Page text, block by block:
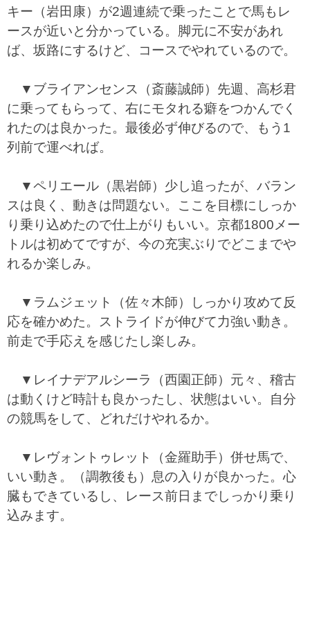
キー（岩田康）が2週連続で乗ったことで馬もレ
ースが近いと分かっている。脚元に不安があれ
ば、坂路にするけど、コースでやれているので。
▼ブライアンセンス（斎藤誠師）先週、高杉君
に乗ってもらって、右にモタれる癖をつかんでく
れたのは良かった。最後必ず伸びるので、もう1
列前で運べれば。
▼ペリエール（黒岩師）少し追ったが、バラン
スは良く、動きは問題ない。ここを目標にしっか
り乗り込めたので仕上がりもいい。京都1800メー
トルは初めてですが、今の充実ぶりでどこまでや
れるか楽しみ。
▼ラムジェット（佐々木師）しっかり攻めて反
応を確かめた。ストライドが伸びて力強い動き。
前走で手応えを感じたし楽しみ。
▼レイナデアルシーラ（西園正師）元々、稽古
は動くけど時計も良かったし、状態はいい。自分
の競馬をして、どれだけやれるか。
▼レヴォントゥレット（金羅助手）併せ馬で、
いい動き。（調教後も）息の入りが良かった。心
臓もできているし、レース前日までしっかり乗り
込みます。